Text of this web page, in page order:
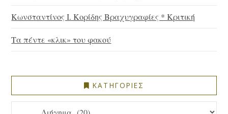
Κωνσταντίνος Ι. Κορίδης Βραχυγραφίες * Κριτική
Τα πέντε «κλικ» του φακού
ΚΑΤΗΓΟΡΙΕΣ
ΚΑΤΗΓΟΡΙΕΣ